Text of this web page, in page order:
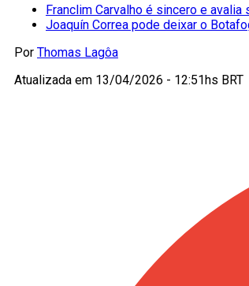
Franclim Carvalho é sincero e avalia
Joaquín Correa pode deixar o
Por Thomas Lagôa
Atualizada em 13/04/2026 - 12:51hs BRT